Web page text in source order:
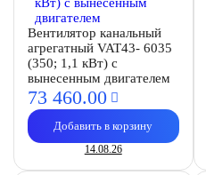
Вентилятор канальный
агрегатный VAT43- 6035
(350; 1,1 кВт) с
вынесенным двигателем
73 460.00
Добавить в корзину
14.08.26